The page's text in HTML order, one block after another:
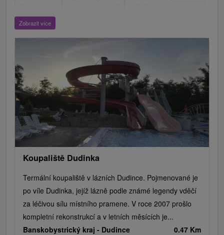
ZOO a zvieracie farmy
Hrady, zámky, zrúcaniny
Technické pamiatky
Vodopády
Drevené kostolíky Divadlá
Túry a turistické chodníky
Kaštiele Horské chaty
Sakrálne miesta
Plte, rafting, splavy
Architektonické stavby
Lyžiarske strediská
Golfové ihriská
Motokárové dráhy
Amfiteátre a kiná v prírode
Vínne cesty
Cyklotrasy
Zobrazit více
Koupaliště Dudinka
Termální koupaliště v lázních Dudince. Pojmenované je
po víle Dudinka, jejíž lázně podle známé legendy vděčí
za léčivou sílu místního pramene. V roce 2007 prošlo
kompletní rekonstrukcí a v letních měsících je...
Banskobystrický kraj - Dudince 0.47 Km